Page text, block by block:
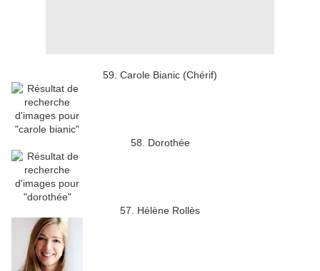
59. Carole Bianic (Chérif)
58. Dorothée
57. Hélène Rollès